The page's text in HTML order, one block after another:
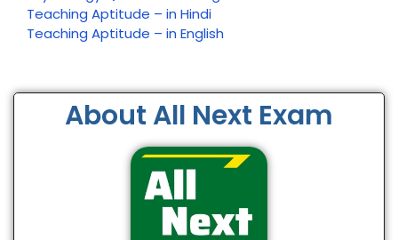
Teaching Aptitude – in Hindi
Teaching Aptitude – in English
About All Next Exam